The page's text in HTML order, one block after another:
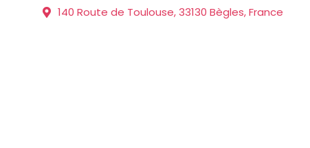
140 Route de Toulouse, 33130 Bègles, France